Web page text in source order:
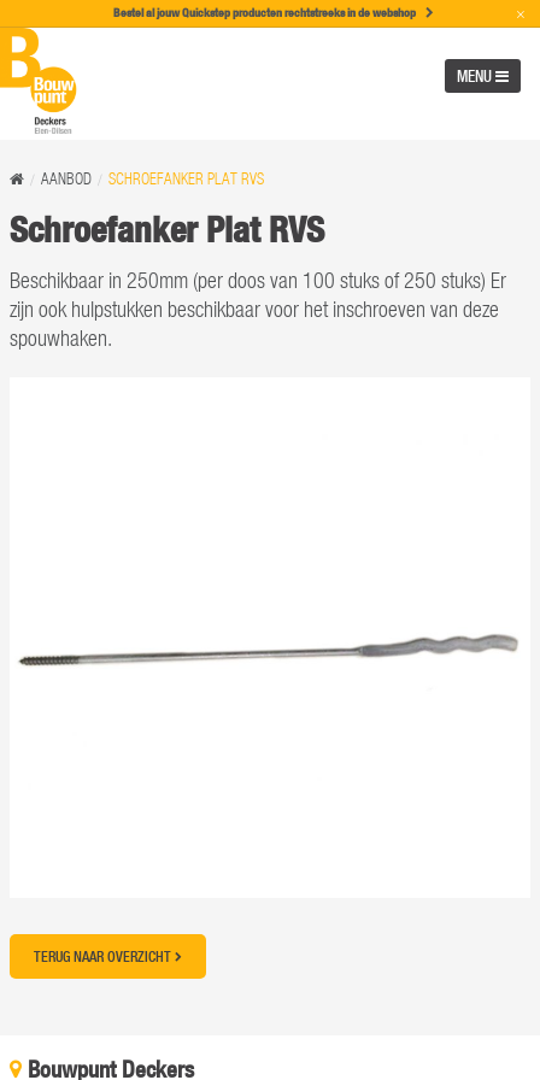
Bestel al jouw Quickstep producten rechtstreeks in de webshop ×
MENU
AANBOD SCHROEFANKER PLAT RVS
Schroefanker Plat RVS
Beschikbaar in 250mm (per doos van 100 stuks of 250 stuks) Er
zijn ook hulpstukken beschikbaar voor het inschroeven van deze
spouwhaken.
TERUG NAAR OVERZICHT
Bouwpunt Deckers